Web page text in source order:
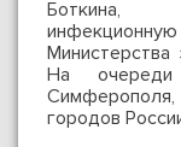
Боткина,
Министерства
На очереди
городов